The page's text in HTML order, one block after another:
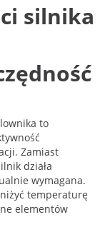
silnika
to
Zamiast
działa
wymagana.
temperaturę
elementów